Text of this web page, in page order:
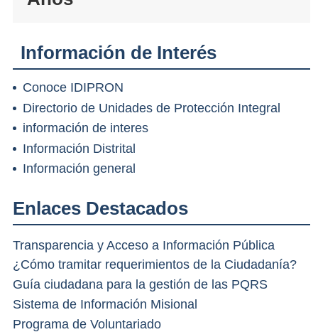
Información de Interés
Conoce IDIPRON
Directorio de Unidades de Protección Integral
información de interes
Información Distrital
Información general
Enlaces Destacados
Transparencia y Acceso a Información Pública
¿Cómo tramitar requerimientos de la Ciudadanía?
Guía ciudadana para la gestión de las PQRS
Sistema de Información Misional
Programa de Voluntariado